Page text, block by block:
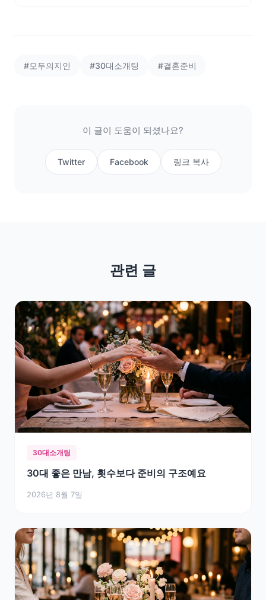
#모두의지인 #30대소개팅 #결혼준비
이 글이 도움이 되셨나요?
Twitter Facebook 링크 복사
관련 글
30대소개팅
30대 좋은 만남, 횟수보다 준비의 구조예요
2026년 8월 7일